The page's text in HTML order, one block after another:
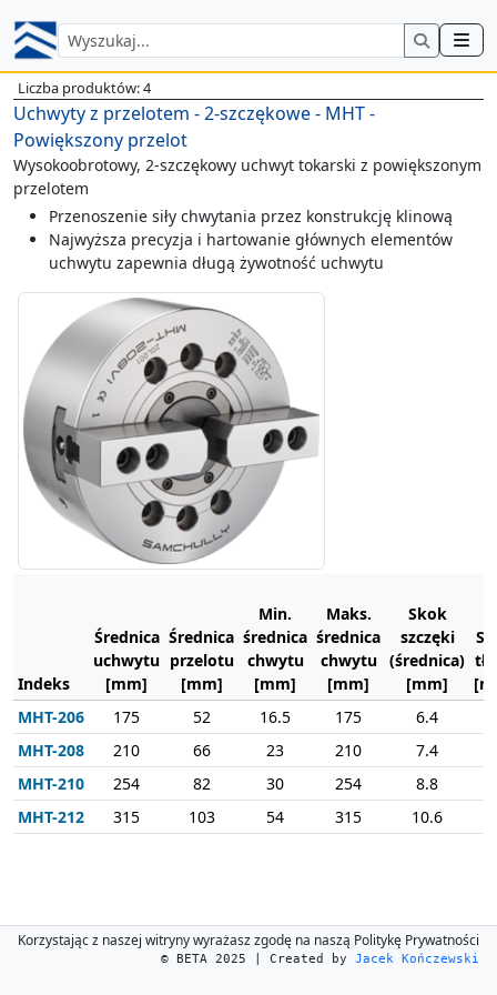
Liczba produktów: 4
Uchwyty z przelotem - 2-szczękowe - MHT -
Powiększony przelot
Wysokoobrotowy, 2-szczękowy uchwyt tokarski z powiększonym
przelotem
Przenoszenie siły chwytania przez konstrukcję klinową
Najwyższa precyzja i hartowanie głównych elementów
uchwytu zapewnia długą żywotność uchwytu
Indeks
Średnica
uchwytu
[mm]
Średnica
przelotu
[mm]
Min.
średnica
chwytu
[mm]
Maks.
średnica
chwytu
[mm]
Skok
szczęki
(średnica)
[mm]
MHT-206
175 52 16.5 175 6.4
MHT-208
210 66 23 210 7.4
MHT-210
254 82 30 254 8.8
MHT-212
315 103 54 315 10.6
Korzystając z naszej witryny wyrażasz zgodę na naszą Politykę Prywatności
© BETA 2025 | Created by Jacek Kończewski